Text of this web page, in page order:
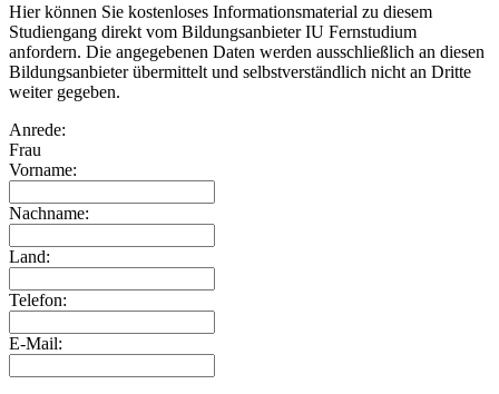
Hier können Sie kostenloses Informationsmaterial zu diesem
Studiengang direkt vom Bildungsanbieter IU Fernstudium
anfordern. Die angegebenen Daten werden ausschließlich an diesen
Bildungsanbieter übermittelt und selbstverständlich nicht an Dritte
weiter gegeben.
Anrede:
Frau
Vorname:
Nachname:
Land:
Telefon:
E-Mail: